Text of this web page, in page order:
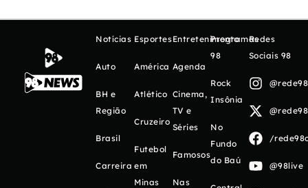
Notícias
Auto
BH e
Região
Brasil
Carreira
Esportes
América
Atlético
Cruzeiro
Futebol
em
Minas
Entretenimento
Agenda
Cinema,
TV e
Séries
Famosos
Nas
Programas
98
Rock
Insônia
No
Fundo
do Baú
Redes
Sociais 98
/
@98live